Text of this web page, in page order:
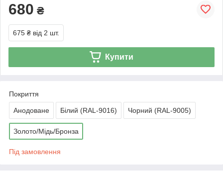
680 ₴
675 ₴ від 2 шт.
Купити
Покриття
Анодоване Білий (RAL-9016) Чорний (RAL-9005)
Золото/Мідь/Бронза
Під замовлення